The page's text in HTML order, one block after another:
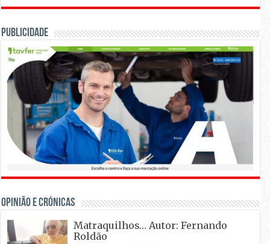
Publicidade
OPINIÃO E CRÓNICAS
Matraquilhos… Autor: Fernando
Roldão